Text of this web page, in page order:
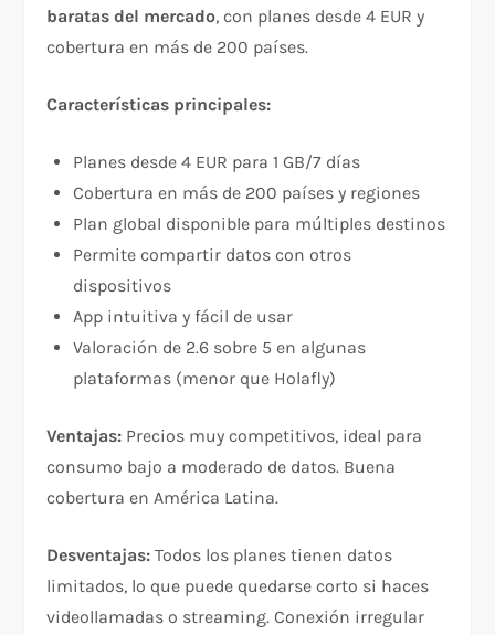
baratas del mercado, con planes desde 4 EUR y
cobertura en más de 200 países.​
Características principales:
Planes desde 4 EUR para 1 GB/7 días​
Cobertura en más de 200 países y regiones​
Plan global disponible para múltiples destinos​
Permite compartir datos con otros
dispositivos​
App intuitiva y fácil de usar​
Valoración de 2.6 sobre 5 en algunas
plataformas (menor que Holafly)​
Ventajas: Precios muy competitivos, ideal para
consumo bajo a moderado de datos. Buena
cobertura en América Latina.​
Desventajas: Todos los planes tienen datos
limitados, lo que puede quedarse corto si haces
videollamadas o streaming. Conexión irregular